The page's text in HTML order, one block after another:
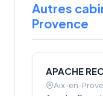
Autres
Provence
APACHE
Aix-en-